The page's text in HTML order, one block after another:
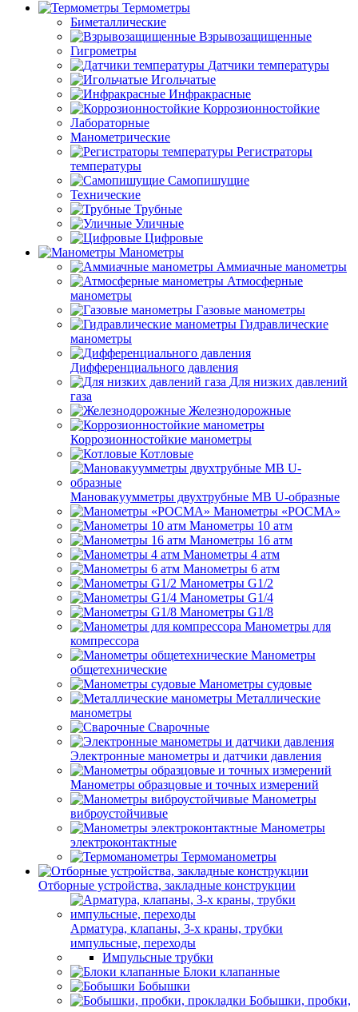
Термометры
Биметаллические
Взрывозащищенные
Гигрометры
Датчики температуры
Игольчатые
Инфракрасные
Коррозионностойкие
Лабораторные
Манометрические
Регистраторы
температуры
Самопишущие
Технические
Трубные
Уличные
Цифровые
Манометры
Аммиачные манометры
Атмосферные
манометры
Газовые манометры
Гидравлические
манометры
Дифференциального давления
Для низких давлений
газа
Железнодорожные
Коррозионностойкие манометры
Котловые
Мановакуумметры двухтрубные МВ U-образные
Манометры «РОСМА»
Манометры 10 атм
Манометры 16 атм
Манометры 4 атм
Манометры 6 атм
Манометры G1/2
Манометры G1/4
Манометры G1/8
Манометры для
компрессора
Манометры
общетехнические
Манометры судовые
Металлические
манометры
Сварочные
Электронные манометры и датчики давления
Манометры образцовые и точных измерений
Манометры
виброустойчивые
Манометры
электроконтактные
Термоманометры
Отборные устройства, закладные конструкции
Арматура, клапаны, 3-х краны, трубки
импульсные, переходы
Импульсные трубки
Блоки клапанные
Бобышки
Бобышки, пробки,